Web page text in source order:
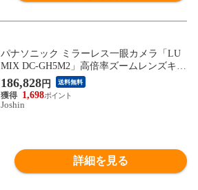
パナソニック ミラーレス一眼カメラ「LU
MIX DC-GH5M2」高倍率ズームレンズキッ
ト Panasonic DC-GH5MII DC-GH5M2H 【返
品種別A】
186,828円 送料無料
1,698
Joshin
詳細を見る